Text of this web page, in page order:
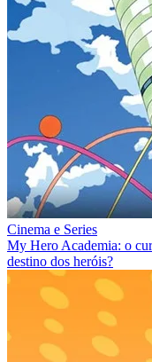
Cinema e Series
My Hero Academia: o
destino dos heróis?